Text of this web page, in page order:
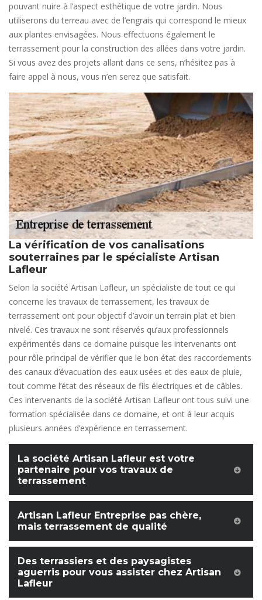
pouvant nuire à l’aspect esthétique de votre jardin. Nous
utiliserons du terreau avec de l’engrais qui correspond le mieux
aux plantes envisagées. Nous effectuons également le
terrassement pour la construction des allées dans votre jardin.
Si vous avez des projets allant dans ce sens, n’hésitez pas à
faire appel à nous, vous n’en serez que satisfait.
La vérification de vos canalisations
souterraines par le spécialiste Artisan
Lafleur
Selon la société Artisan Lafleur, un spécialiste de tout ce qui
concerne les travaux de terrassement, les travaux de
terrassement ont pour objectif d’avoir un terrain plat et bien
nivelé. Ces travaux ne sont réservés qu’aux professionnels
expérimentés dans ce domaine puisque les intervenants ont
pour rôle principal de vérifier que le bon état des raccordements
des canaux d’évacuation des eaux usées et des eaux de pluie,
tout comme l’état des réseaux de fils électriques et de câbles.
Ces intervenants de la société Artisan Lafleur ont tous suivi une
formation spécialisée dans ce domaine, et ont à leur acquis
plusieurs années d’expérience en terrassement.
La société Artisan Lafleur est votre
partenaire pour vos travaux de
terrassement
Artisan Lafleur Entreprise pas chère,
mais terrassement de qualité
Des terrassiers et des paysagistes
aguerris pour vous assister chez Artisan
Lafleur